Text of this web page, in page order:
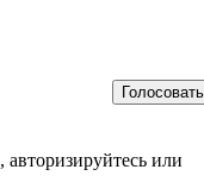
или